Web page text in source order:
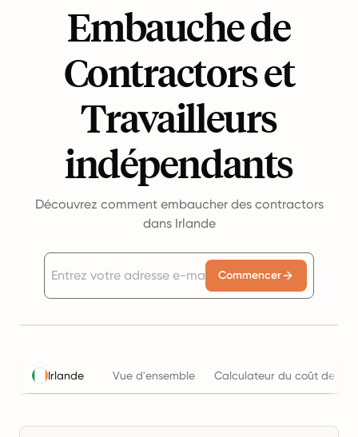
Embauche de
Contractors et
Travailleurs
indépendants
Découvrez comment embaucher des contractors
dans Irlande
Commencer
Irlande Vue d'ensemble Calculateur du coût de